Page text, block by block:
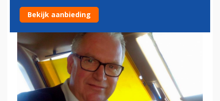
Bekijk aanbieding